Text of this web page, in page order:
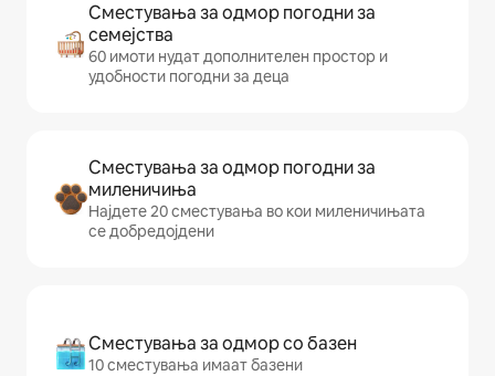
Сместувања за одмор погодни за
семејства
60 имоти нудат дополнителен простор и
удобности погодни за деца
Сместувања за одмор погодни за
миленичиња
Најдете 20 сместувања во кои миленичињата
се добредојдени
Сместувања за одмор со базен
10 сместувања имаат базени